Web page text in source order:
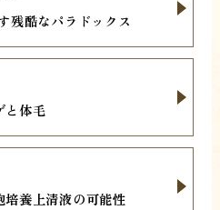
残酷なパラドックス
と体毛
養上清液の可能性